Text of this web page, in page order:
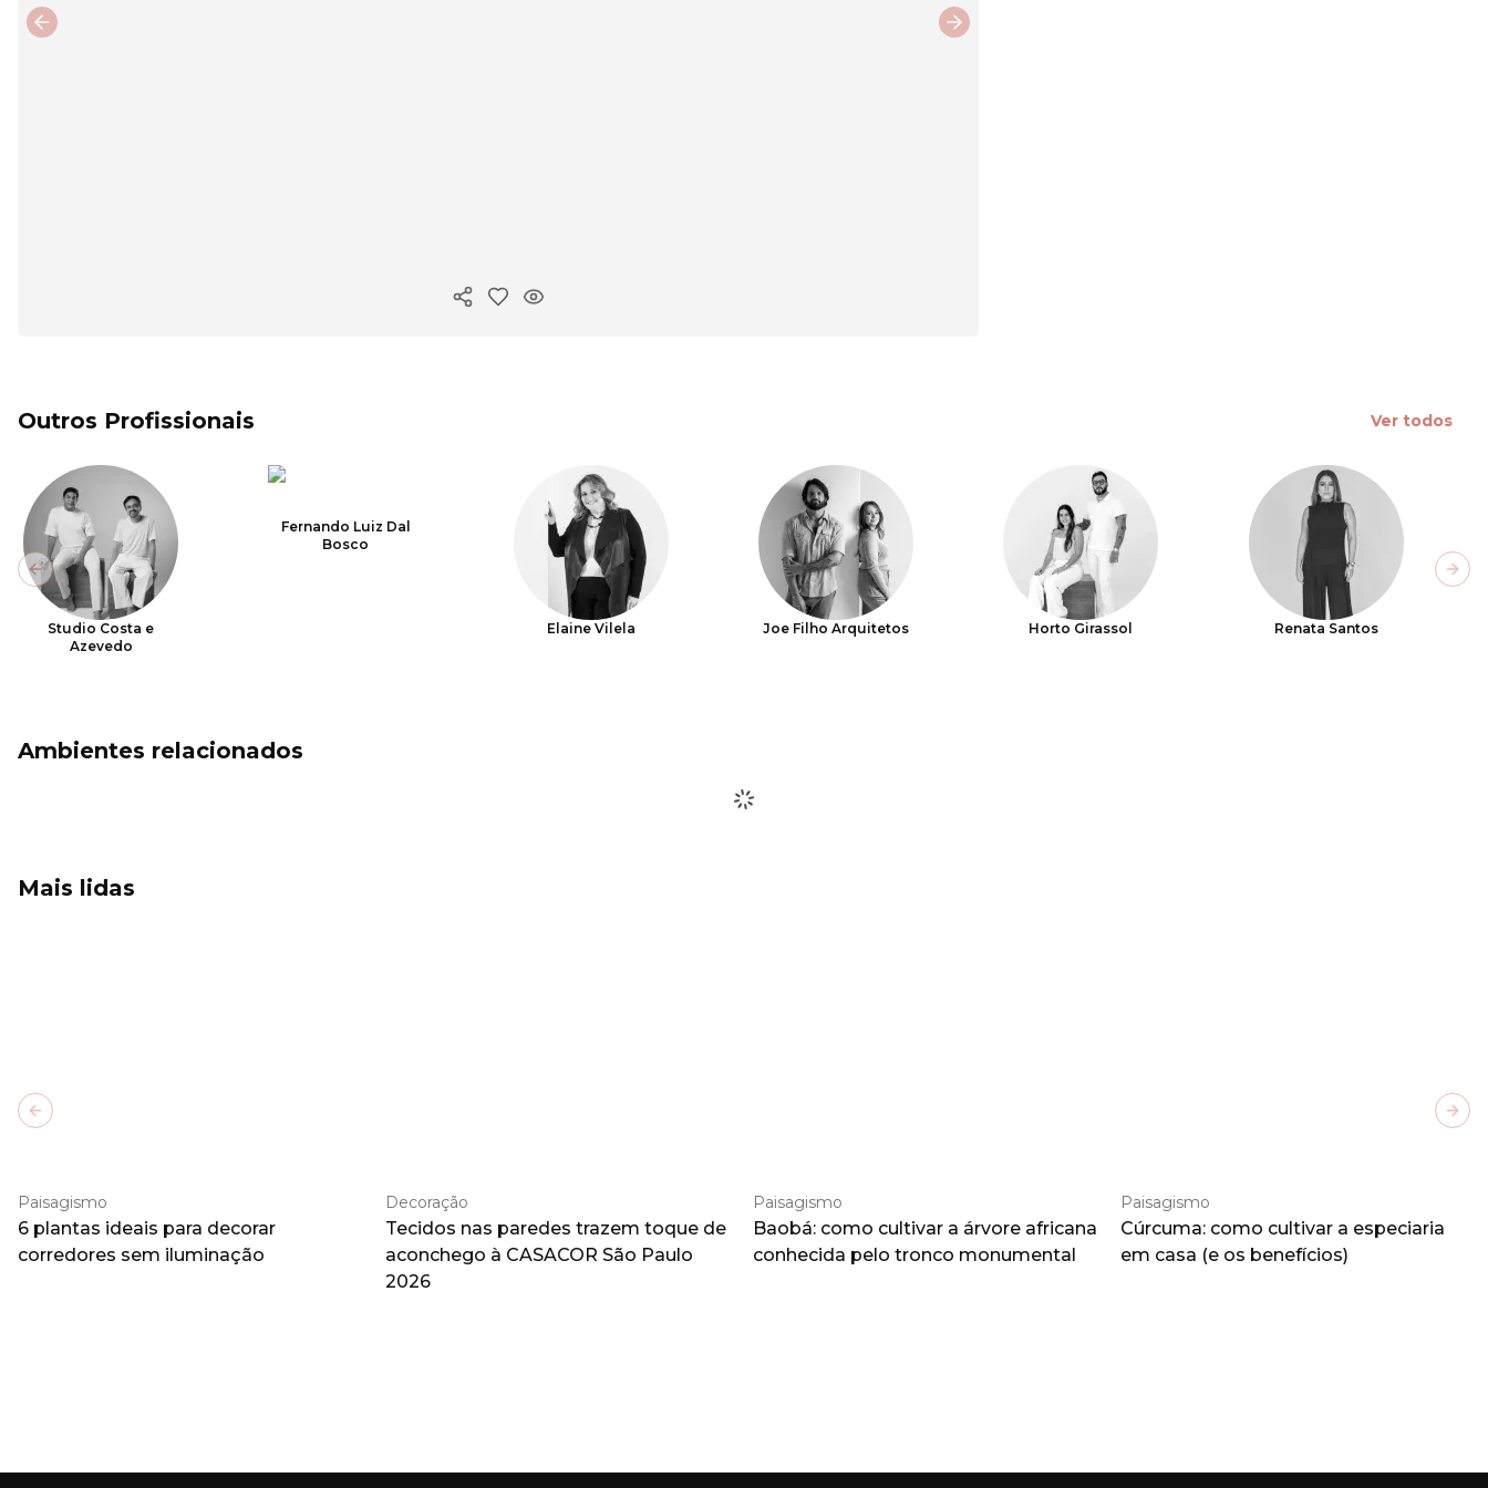
Copiar link
Previous slide Next slide
Outros Profissionais Ver todos
Studio Costa e
Azevedo
Fernando Luiz Dal
Bosco
Elaine Vilela Joe Filho Arquitetos Horto Girassol Renata Santos
Previous slide
Ambientes relacionados
Mais lidas
Paisagismo
6 plantas ideais para decorar
corredores sem iluminação
Decoração
Tecidos nas paredes trazem toque de
aconchego à CASACOR São Paulo
2026
Paisagismo
Baobá: como cultivar a árvore africana
conhecida pelo tronco monumental
Paisagismo
Cúrcuma: como cultivar a especiaria
em casa (e os benefícios)
Previous slide